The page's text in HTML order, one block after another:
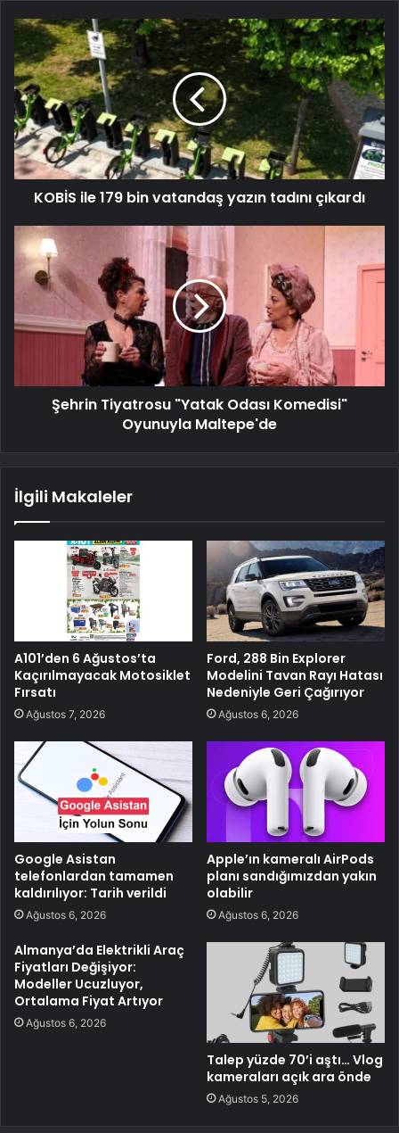
KOBİS ile 179 bin vatandaş yazın tadını çıkardı
Şehrin Tiyatrosu "Yatak Odası Komedisi"
Oyunuyla Maltepe'de
İlgili Makaleler
A101’den 6 Ağustos’ta
Kaçırılmayacak Motosiklet
Fırsatı
Ağustos 7, 2026
Ford, 288 Bin Explorer
Modelini Tavan Rayı Hatası
Nedeniyle Geri Çağırıyor
Ağustos 6, 2026
Google Asistan
telefonlardan tamamen
kaldırılıyor: Tarih verildi
Ağustos 6, 2026
Apple’ın kameralı AirPods
planı sandığımızdan yakın
olabilir
Ağustos 6, 2026
Almanya’da Elektrikli Araç
Fiyatları Değişiyor:
Modeller Ucuzluyor,
Ortalama Fiyat Artıyor
Ağustos 6, 2026
Talep yüzde 70’i aştı… Vlog
kameraları açık ara önde
Ağustos 5, 2026